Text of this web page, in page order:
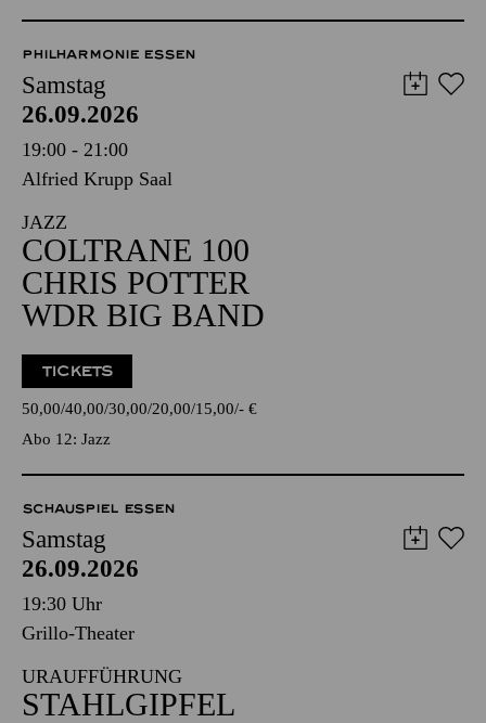
PHILHARMONIE ESSEN
Samstag
26.09.2026
19:00 - 21:00
Alfried Krupp Saal
JAZZ
COLTRANE 100
CHRIS POTTER
WDR BIG BAND
TICKETS
50,00 40,00 30,00 20,00 15,00 - €
Abo 12: Jazz
SCHAUSPIEL ESSEN
Samstag
26.09.2026
19:30 Uhr
Grillo-Theater
URAUFFÜHRUNG
STAHLGIPFEL